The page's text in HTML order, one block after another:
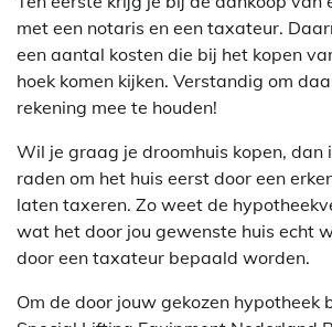
met een notaris en een taxateur.
een aantal kosten die bij het kopen
hoek komen kijken. Verstandig om
rekening mee te houden!
Wil je graag je droomhuis kopen, dan
raden om het huis eerst door een
laten taxeren. Zo weet de
wat het door jou gewenste huis echt
door een taxateur bepaald worden.
Om de door jouw gekozen hypotheek